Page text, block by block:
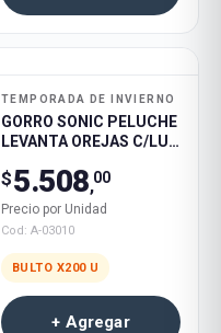
TEMPORADA DE INVIERNO
GORRO SONIC PELUCHE
LEVANTA OREJAS C/LUZ
$5.508,00
Precio por Unidad
Cod: A-03010
BULTO X200 U
+ Agregar